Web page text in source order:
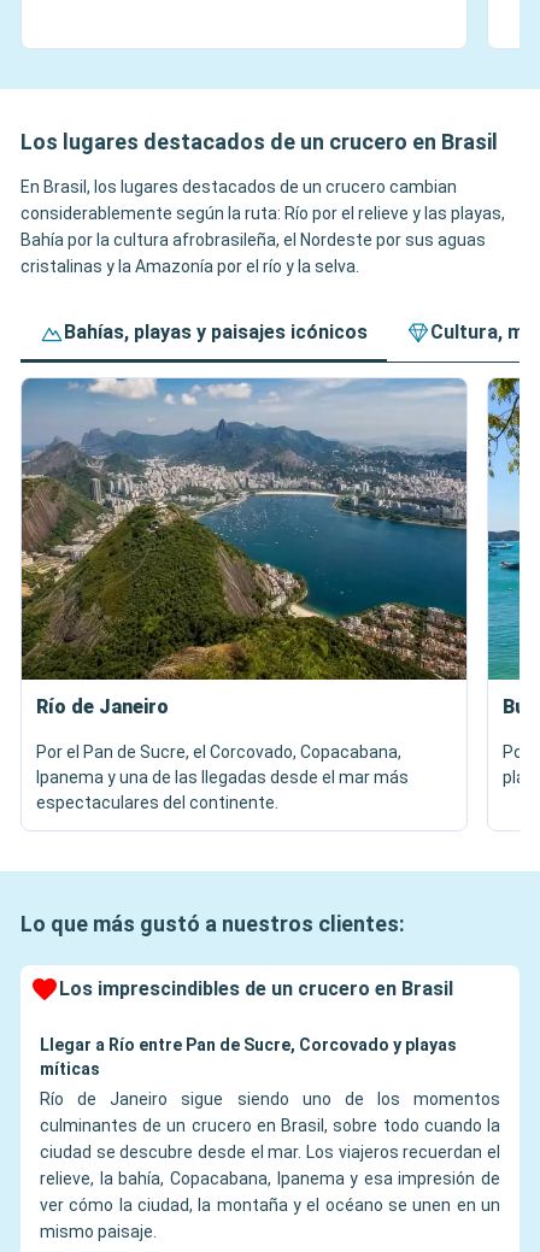
Los lugares destacados de un crucero en Brasil
En Brasil, los lugares destacados de un crucero cambian
considerablemente según la ruta: Río por el relieve y las playas,
Bahía por la cultura afrobrasileña, el Nordeste por sus aguas
cristalinas y la Amazonía por el río y la selva.
Bahías, playas y paisajes icónicos Cultura,
Río de Janeiro
Por el Pan de Sucre, el Corcovado, Copacabana,
Ipanema y una de las llegadas desde el mar más
espectaculares del continente.
Por
Lo que más gustó a nuestros clientes:
Los imprescindibles de un crucero en Brasil
Llegar a Río entre Pan de Sucre, Corcovado y playas
míticas
Río de Janeiro sigue siendo uno de los momentos
culminantes de un crucero en Brasil, sobre todo cuando la
ciudad se descubre desde el mar. Los viajeros recuerdan el
relieve, la bahía, Copacabana, Ipanema y esa impresión de
ver cómo la ciudad, la montaña y el océano se unen en un
mismo paisaje.